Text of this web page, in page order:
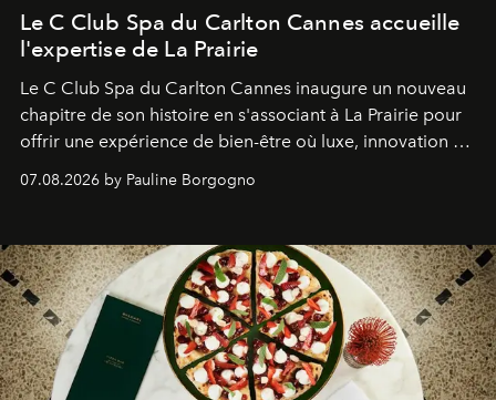
Le C Club Spa du Carlton Cannes accueille
l'expertise de La Prairie
Le C Club Spa du Carlton Cannes inaugure un nouveau
chapitre de son histoire en s'associant à La Prairie pour
offrir une expérience de bien-être où luxe, innovation et
expertise se rencontrent.
07.08.2026 by Pauline Borgogno